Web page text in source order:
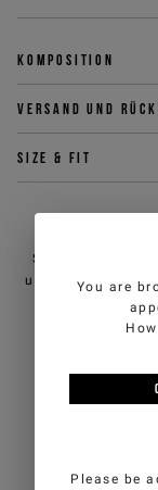
Komposition
Versand und
Size & fit
Sie können den
unter
DAS
You are
Please be